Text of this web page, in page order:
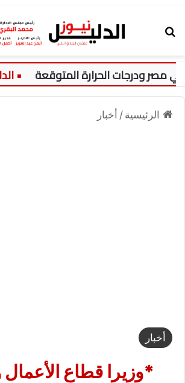
الرئيسية / أخبار
أخبار
*وزيرا قطاع الأعمال